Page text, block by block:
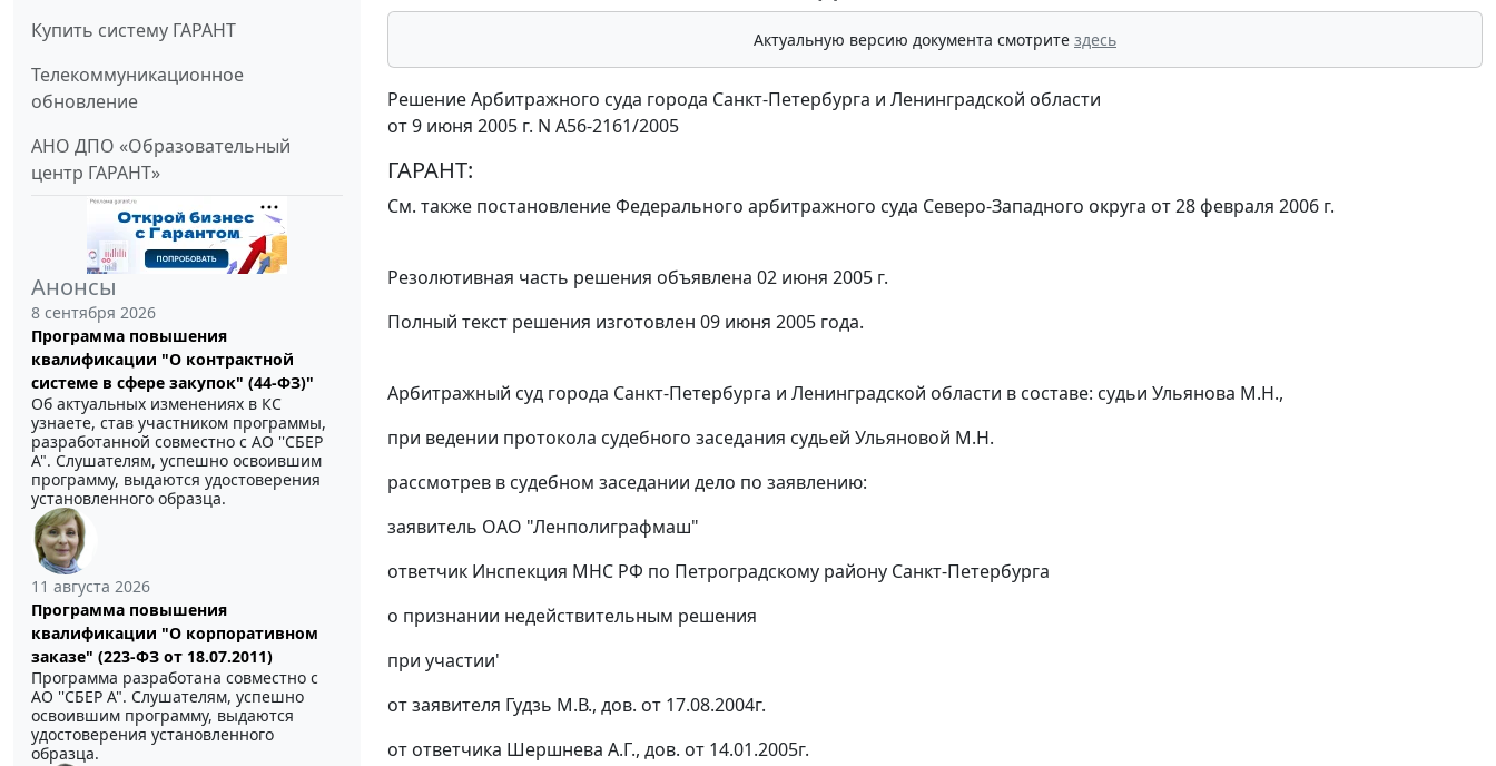
Купить систему ГАРАНТ
Телекоммуникационное
обновление
АНО ДПО «Образовательный
центр ГАРАНТ»
Анонсы
8 сентября 2026
Программа повышения
квалификации "О контрактной
системе в сфере закупок" (44-ФЗ)"
Об актуальных изменениях в КС
узнаете, став участником программы,
разработанной совместно с АО ''СБЕР
А". Слушателям, успешно освоившим
программу, выдаются удостоверения
установленного образца.
11 августа 2026
Программа повышения
квалификации "О корпоративном
заказе" (223-ФЗ от 18.07.2011)
Программа разработана совместно с
АО ''СБЕР А". Слушателям, успешно
освоившим программу, выдаются
удостоверения установленного
образца.
Актуальную версию документа смотрите здесь
Решение Арбитражного суда города Санкт-Петербурга и Ленинградской области
от 9 июня 2005 г. N А56-2161/2005
ГАРАНТ:
См. также постановление Федерального арбитражного суда Северо-Западного округа от 28 февраля 2006 г.
Резолютивная часть решения объявлена 02 июня 2005 г.
Полный текст решения изготовлен 09 июня 2005 года.
Арбитражный суд города Санкт-Петербурга и Ленинградской области в составе: судьи Ульянова М.Н.,
при ведении протокола судебного заседания судьей Ульяновой М.Н.
рассмотрев в судебном заседании дело по заявлению:
заявитель ОАО "Ленполиграфмаш"
ответчик Инспекция МНС РФ по Петроградскому району Санкт-Петербурга
о признании недействительным решения
при участии'
от заявителя Гудзь М.В., дов. от 17.08.2004г.
от ответчика Шершнева А.Г., дов. от 14.01.2005г.